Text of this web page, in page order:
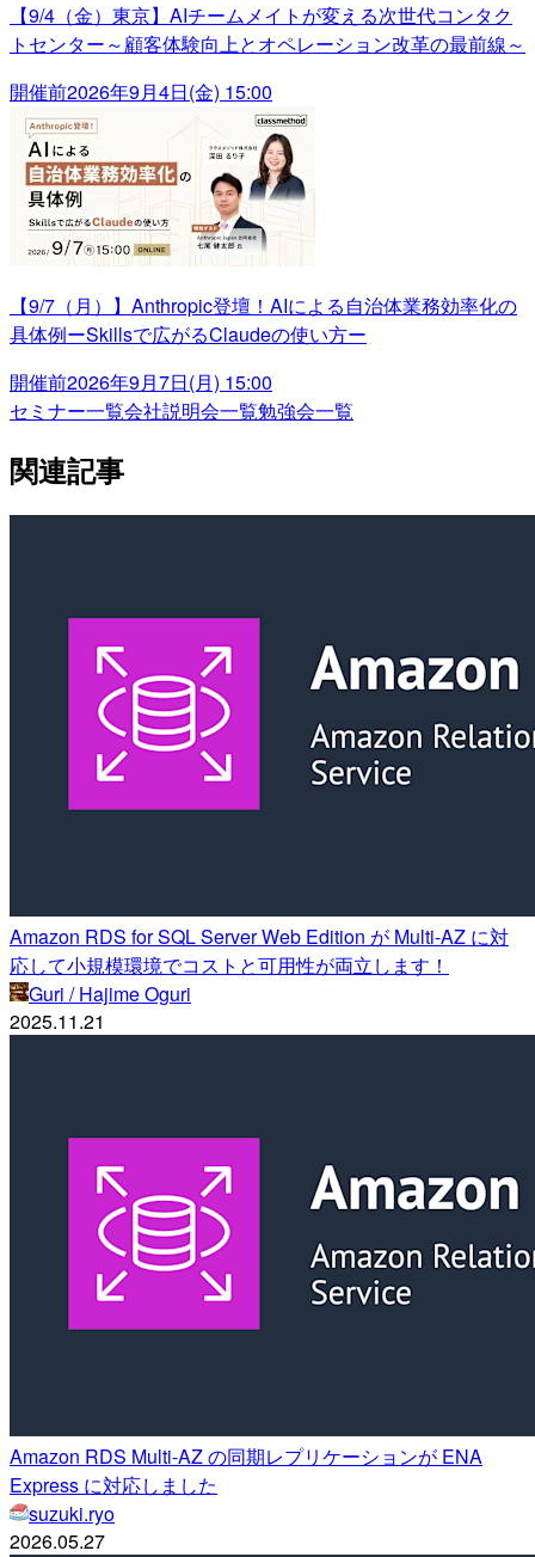
【9/4（金）東京】AIチームメイトが変える次世代コンタク
トセンター～顧客体験向上とオペレーション改革の最前線～
開催前2026年9月4日(金) 15:00
【9/7（月）】Anthropic登壇！AIによる自治体業務効率化の
具体例ーSkillsで広がるClaudeの使い方ー
開催前2026年9月7日(月) 15:00
セミナー一覧会社説明会一覧勉強会一覧
関連記事
Amazon RDS for SQL Server Web Edition が Multi-AZ に対
応して小規模環境でコストと可用性が両立します！
Guri / Hajime Oguri
2025.11.21
Amazon RDS Multi-AZ の同期レプリケーションが ENA
Express に対応しました
suzuki.ryo
2026.05.27